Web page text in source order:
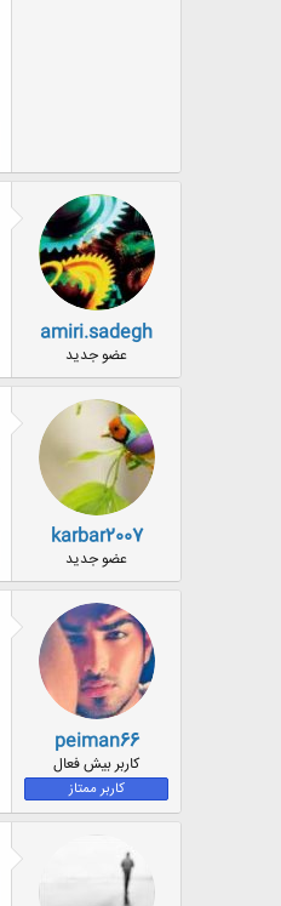
amiri.sadegh
عضو جدید
karbar2007
عضو جدید
peiman66
کاربر بیش فعال
کاربر ممتاز